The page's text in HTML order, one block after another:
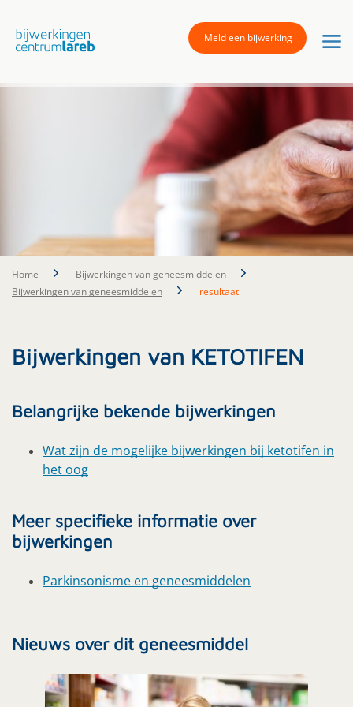
Meld een bijwerking
Home
Bijwerkingen van geneesmiddelen
Bijwerkingen van geneesmiddelen
resultaat
Bijwerkingen van KETOTIFEN
Belangrijke bekende bijwerkingen
Wat zijn de mogelijke bijwerkingen bij ketotifen in
het oog
Meer specifieke informatie over
bijwerkingen
Parkinsonisme en geneesmiddelen
Nieuws over dit geneesmiddel